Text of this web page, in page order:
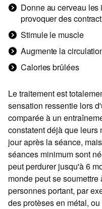
Donne au cerveau
provoquer des
Stimule le muscle
Augmente la
Calories brûlées
Le traitement est
sensation ressentie lors
comparée à un
constatent déjà que leurs
jour après la séance,
séances minimum sont
peut perdurer jusqu'à 6
monde peut se
personnes portant, par
des protèses en métal,